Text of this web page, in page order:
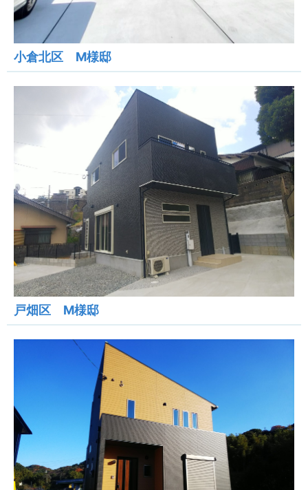
小倉北区 M様邸
戸畑区 M様邸